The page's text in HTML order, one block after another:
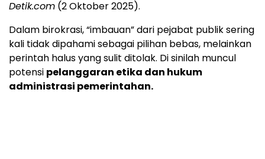
Detik.com (2 Oktober 2025).
Dalam birokrasi, “imbauan” dari pejabat publik sering
kali tidak dipahami sebagai pilihan bebas, melainkan
perintah halus yang sulit ditolak. Di sinilah muncul
potensi pelanggaran etika dan hukum
administrasi pemerintahan.